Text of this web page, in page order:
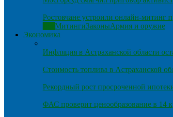
Ростовчане устроили онлайн-митинг
МитингиЗаконыАрмия и оружие
Экономика
Инфляция в Астраханской области
Стоимость топлива в Астраханской
Рекордный рост просроченной
ФАС проверит ценообразование в 14